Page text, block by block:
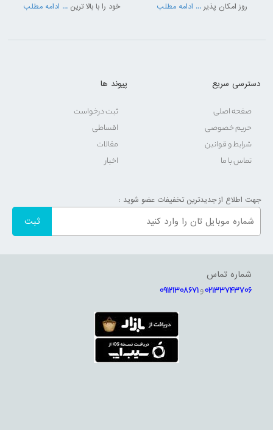
روز امکان پذیر... ادامه مطلب
خود را با بالا ترین ... ادامه مطلب
دسترسی سریع
صفحه اصلی
حریم خصوصی
شرایط و قوانین
تماس با ما
پیوند ها
ثبت درخواست
اقساطی
مقالات
اخبار
جهت اطلاع از جدیدترین تخفیفات عضو شوید :
شماره تماس
02133743706و09121308671